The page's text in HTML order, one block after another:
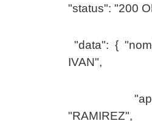
"status": "200
"data": {
IVAN",
"RAMIREZ",